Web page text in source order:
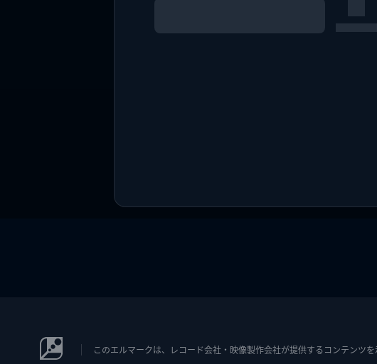
このエルマークは、レコード会社・映像製作会社が提供するコンテンツ